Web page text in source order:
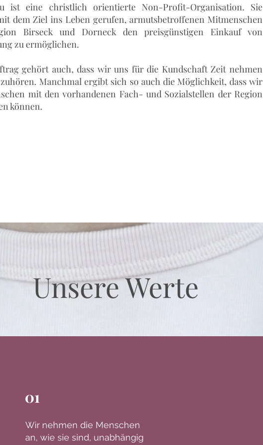
ist eine christlich orientierte Non-Profit-Organisation. Sie
dem Ziel ins Leben gerufen, armutsbetroffenen Mitmenschen
Birseck und Dorneck den preisgünstigen Einkauf von
zu ermöglichen.
gehört auch, dass wir uns für die Kundschaft Zeit nehmen
Manchmal ergibt sich so auch die Möglichkeit, dass wir
mit den vorhandenen Fach- und Sozialstellen der Region
können.
Unsere Werte
01
Wir nehmen die Menschen
an, wie sie sind, unabhängig